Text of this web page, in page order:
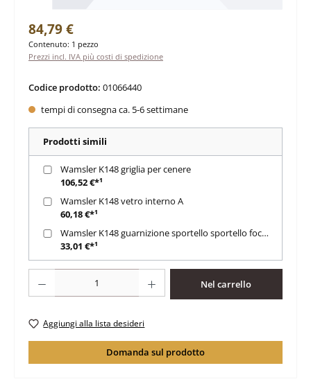
Prezzo normale:
84,79 €
Contenuto: 1 pezzo
Prezzi incl. IVA più costi di spedizione
Codice prodotto: 01066440
tempi di consegna ca. 5-6 settimane
Prodotti simili
Wamsler K148 griglia per cenere
106,52 €*¹
Wamsler K148 vetro interno A
60,18 €*¹
Wamsler K148 guarnizione sportello sportello focolare
33,01 €*¹
Nel carrello
Aggiungi alla lista desideri
Domanda sul prodotto